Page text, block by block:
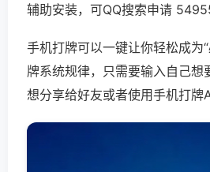
辅助安装，可QQ搜索申请
手机打牌可以一键让你轻松成为
牌系统规律，只需要输入自己
想分享给好友或者使用手机打牌